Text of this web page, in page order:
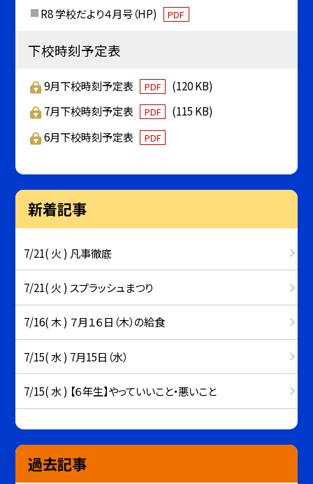
R8 学校だより４月号（HP) PDF
下校時刻予定表
9月下校時刻予定表 PDF
(120 KB)
7月下校時刻予定表
PDF
(115 KB)
6月下校時刻予定表
PDF
新着記事
7/21( 火 ) 凡事徹底
7/21( 火 ) スプラッシュまつり
7/16( 木 ) ７月１６日（木）の給食
7/15( 水 ) 7月15日（水）
7/15( 水 ) 【６年生】やっていいこと・悪いこと
過去記事